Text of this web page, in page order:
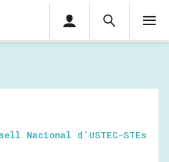
Cerca
privada
Nacional d’USTEC-STEs